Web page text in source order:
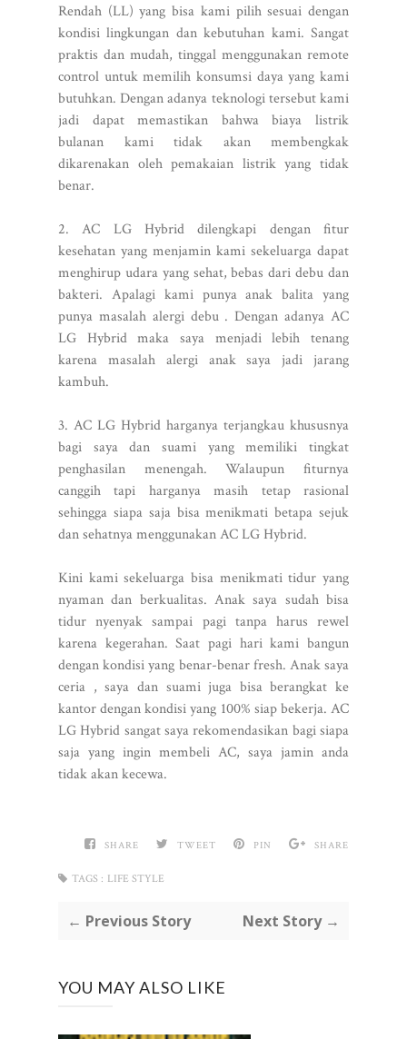
Rendah (LL) yang bisa kami pilih sesuai dengan
kondisi lingkungan dan kebutuhan kami. Sangat
praktis dan mudah, tinggal menggunakan remote
control untuk memilih konsumsi daya yang kami
butuhkan. Dengan adanya teknologi tersebut kami
jadi dapat memastikan bahwa biaya listrik
bulanan kami tidak akan membengkak
dikarenakan oleh pemakaian listrik yang tidak
benar.
2. AC LG Hybrid dilengkapi dengan fitur
kesehatan yang menjamin kami sekeluarga dapat
menghirup udara yang sehat, bebas dari debu dan
bakteri. Apalagi kami punya anak balita yang
punya masalah alergi debu . Dengan adanya AC
LG Hybrid maka saya menjadi lebih tenang
karena masalah alergi anak saya jadi jarang
kambuh.
3. AC LG Hybrid harganya terjangkau khususnya
bagi saya dan suami yang memiliki tingkat
penghasilan menengah. Walaupun fiturnya
canggih tapi harganya masih tetap rasional
sehingga siapa saja bisa menikmati betapa sejuk
dan sehatnya menggunakan AC LG Hybrid.
Kini kami sekeluarga bisa menikmati tidur yang
nyaman dan berkualitas. Anak saya sudah bisa
tidur nyenyak sampai pagi tanpa harus rewel
karena kegerahan. Saat pagi hari kami bangun
dengan kondisi yang benar-benar fresh. Anak saya
ceria , saya dan suami juga bisa berangkat ke
kantor dengan kondisi yang 100% siap bekerja. AC
LG Hybrid sangat saya rekomendasikan bagi siapa
saja yang ingin membeli AC, saya jamin anda
tidak akan kecewa.
SHARE TWEET PIN SHARE
TAGS : LIFE STYLE
← Previous Story Next Story →
YOU MAY ALSO LIKE